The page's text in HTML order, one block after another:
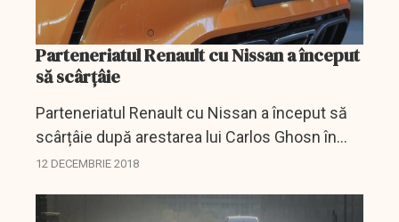
Parteneriatul Renault cu Nissan a început
să scârțâie
Parteneriatul Renault cu Nissan a început să
scârțâie după arestarea lui Carlos Ghosn în
luna noiembrie.
12 DECEMBRIE 2018